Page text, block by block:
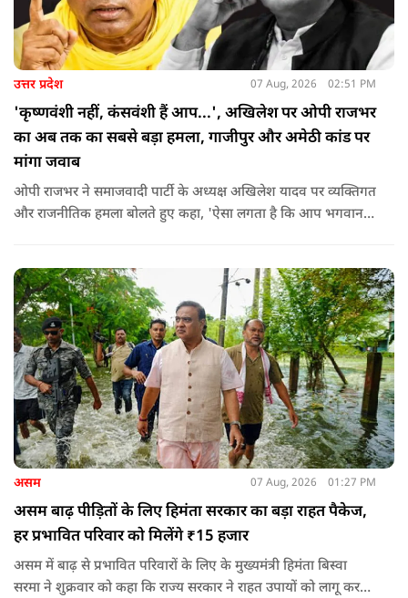
उत्तर प्रदेश 07 Aug, 2026 02:51 PM
'कृष्णवंशी नहीं, कंसवंशी हैं आप...', अखिलेश पर ओपी राजभर
का अब तक का सबसे बड़ा हमला, गाजीपुर और अमेठी कांड पर
मांगा जवाब
ओपी राजभर ने समाजवादी पार्टी के अध्यक्ष अखिलेश यादव पर व्यक्तिगत
और राजनीतिक हमला बोलते हुए कहा, 'ऐसा लगता है कि आप भगवान
असम 07 Aug, 2026 01:27 PM
असम बाढ़ पीड़ितों के लिए हिमंता सरकार का बड़ा राहत पैकेज,
हर प्रभावित परिवार को मिलेंगे ₹15 हजार
असम में बाढ़ से प्रभावित परिवारों के लिए के मुख्यमंत्री हिमंता बिस्वा
सरमा ने शुक्रवार को कहा कि राज्य सरकार ने राहत उपायों को लागू करना